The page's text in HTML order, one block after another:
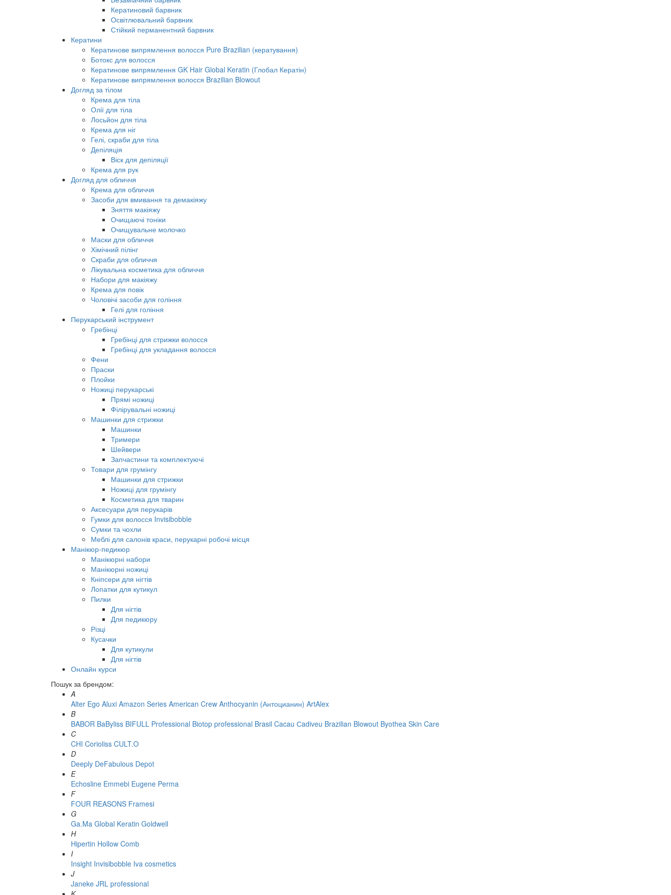
Кератиновий барвник
Освітлювальний барвник
Стійкий перманентний барвник
Кератини
Кератинове випрямлення волосся Pure Brazilian (кератування)
Ботокс для волосся
Кератинове випрямлення GK Hair Global Keratin (Глобал Кератін)
Кератинове випрямлення волосся Brazilian Blowout
Догляд за тілом
Крема для тіла
Олії для тіла
Лосьйон для тіла
Крема для ніг
Гелі, скраби для тіла
Депіляція
Віск для депіляції
Крема для рук
Догляд для обличчя
Крема для обличчя
Засоби для вмивання та демакіяжу
Зняття макіяжу
Очищаючі тоніки
Очищувальне молочко
Маски для обличчя
Хімічний пілінг
Скраби для обличчя
Лікувальна косметика для обличчя
Набори для макіяжу
Крема для повік
Чоловічі засоби для гоління
Гелі для гоління
Перукарський інструмент
Гребінці
Гребінці для стрижки волосся
Гребінці для укладання волосся
Фени
Праски
Плойки
Ножиці перукарські
Прямі ножиці
Філірувальні ножиці
Машинки для стрижки
Машинки
Тримери
Шейвери
Запчастини та комплектуючі
Товари для грумінгу
Машинки для стрижки
Ножиці для грумінгу
Косметика для тварин
Аксесуари для перукарів
Гумки для волосся Invisibobble
Сумки та чохли
Меблі для салонів краси, перукарні робочі місця
Манікюр-педикюр
Манікюрні набори
Манікюрні ножиці
Кніпсери для нігтів
Лопатки для кутикул
Пилки
Для нігтів
Для педикюру
Різці
Кусачки
Для кутикули
Для нігтів
Онлайн курси
Пошук за брендом:
A
Alter Ego Aluxi Amazon Series American Crew Anthocyanin (Антоцианин) ArtAlex
B
BABOR BaByliss BIFULL Professional Biotop professional Brasil Cacau Сadiveu Brazilian Blowout Byothea Skin Care
C
CHI Corioliss CULT.O
D
Deeply DeFabulous Depot
E
Echosline Emmebi Eugene Perma
F
FOUR REASONS Framesi
G
Ga.Ma Global Keratin Goldwell
H
Hipertin Hollow Comb
I
Insight Invisibobble Iva cosmetics
J
Janeke JRL professional